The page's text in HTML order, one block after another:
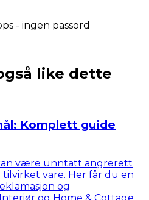
- ingen passord
like dette
Komplett guide
være unntatt angrerett
vare. Her får du en
og
og Home & Cottage.